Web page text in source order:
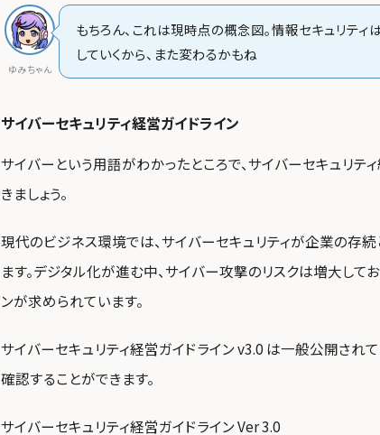
ゆみちゃん
もちろん、これは現時点の概念図。情報セキュリテ
していくから、また変わるかもね
サイバーセキュリティ経営ガイドライン
サイバーという用語がわかったところで、サイバーセキュリテ
きましょう。
現代のビジネス環境では、サイバーセキュリティが企業の存
ます。デジタル化が進む中、サイバー攻撃のリスクは増大して
ンが求められています。
サイバーセキュリティ経営ガイドライン v3.0 は一般公開され
確認することができます。
サイバーセキュリティ経営ガイドライン Ver 3.0